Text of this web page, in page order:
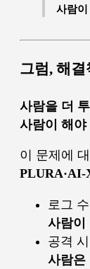
사람
그럼, 해
사람을 더
사람이 해
이 문제에
PLURA·AI-
로그
사람이
공격
사람은